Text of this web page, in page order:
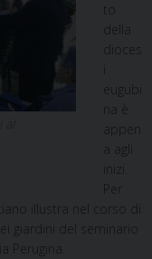
to
della
dioces
eugubi
na è
appen
a agli
inizi.
Per
illustra nel corso di
giardini del seminario
Perugina.